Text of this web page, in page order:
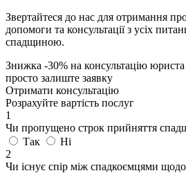
Звертайтеся до нас для отримання
допомоги та консультації з усіх
спадщиною.
Знижка -30% на консультацію юриста
просто залиште заявку
Отримати консультацію
Розрахуйте вартість послуг
1
Чи пропущено строк прийняття
Так
Ні
2
Чи існує спір між спадкоємцями